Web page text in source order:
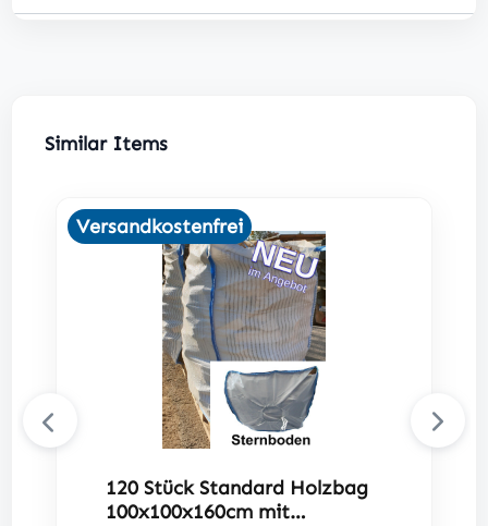
Produktgalerie überspringen
Similar Items
Versandkostenfrei
120 Stück Standard Holzbag
100x100x160cm mit